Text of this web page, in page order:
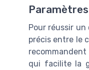
Pour réussir
précis entre le
qui facilite la